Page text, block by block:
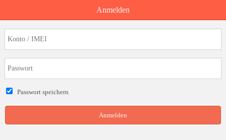
Anmelden
Passwort speichern
Anmelden